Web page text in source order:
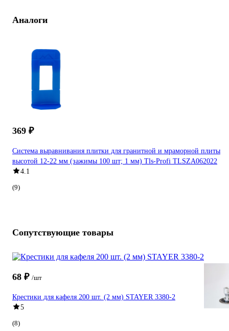
Аналоги
369 ₽
Система выравнивания плитки для гранитной и мраморной плиты
высотой 12-22 мм (зажимы 100 шт; 1 мм) Tls-Profi TLSZA062022
4.1
(9)
Сопутствующие товары
68 ₽ /шт
Крестики для кафеля 200 шт. (2 мм) STAYER 3380-2
5
(8)